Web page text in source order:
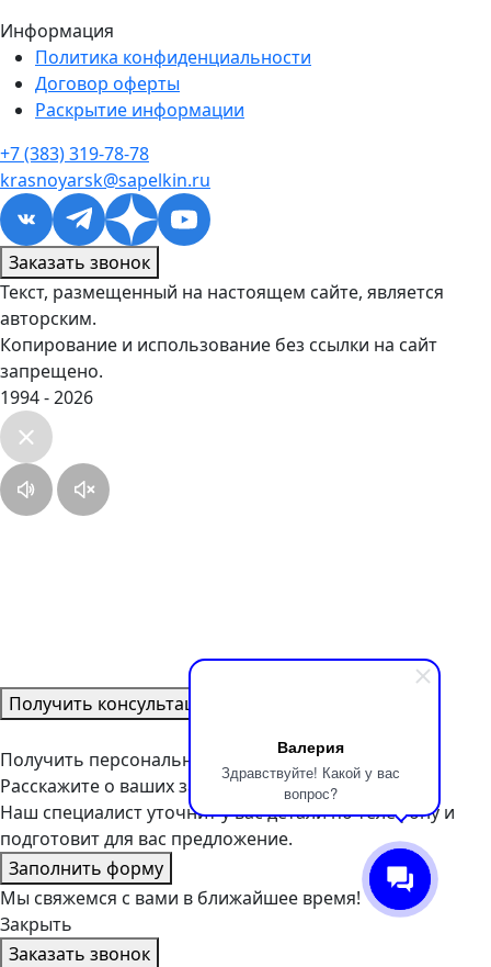
Валерия
Здравствуйте! Какой у вас
вопрос?
Информация
Политика конфиденциальности
Договор оферты
Раскрытие информации
+7 (383) 319-78-78
krasnoyarsk@sapelkin.ru
Заказать звонок
Текст, размещенный на настоящем сайте, является
авторским.
Копирование и использование без ссылки на сайт
запрещено.
1994 - 2026
Получить консультацию
Получить персональное предложение
Расскажите о ваших задачах, заполнив форму.
Наш специалист уточнит у вас детали по телефону и
подготовит для вас предложение.
Заполнить форму
Мы свяжемся с вами в ближайшее время!
Закрыть
Заказать звонок